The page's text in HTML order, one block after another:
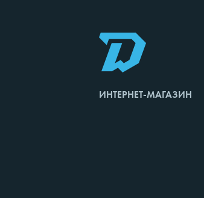
ИНТЕРНЕТ-МАГАЗИН